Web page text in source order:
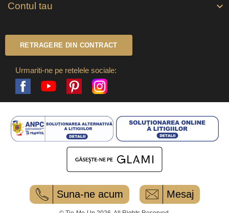
Contul tau 
RETRAGERE DIN CONTRACT
Urmariti-ne pe retelele sociale:
FacebookYouTube Pinterest
Suna-ne acum Mesaj